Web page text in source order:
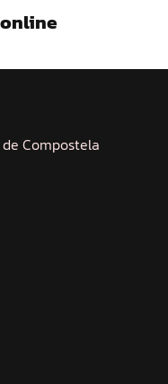
de Compostela